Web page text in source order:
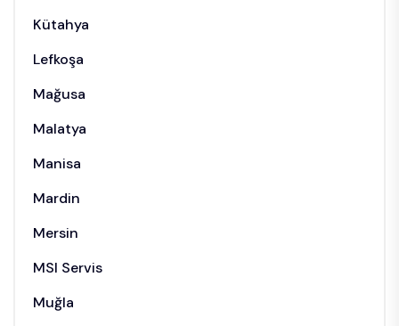
Kütahya
Lefkoşa
Mağusa
Malatya
Manisa
Mardin
Mersin
MSI Servis
Muğla